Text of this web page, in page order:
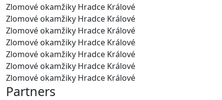
Zlomové okamžiky Hradce Králové
Zlomové okamžiky Hradce Králové
Zlomové okamžiky Hradce Králové
Zlomové okamžiky Hradce Králové
Zlomové okamžiky Hradce Králové
Zlomové okamžiky Hradce Králové
Zlomové okamžiky Hradce Králové
Partners